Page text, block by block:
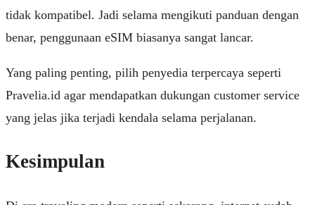
tidak kompatibel. Jadi selama mengikuti panduan dengan
benar, penggunaan eSIM biasanya sangat lancar.
Yang paling penting, pilih penyedia terpercaya seperti
Pravelia.id agar mendapatkan dukungan customer service
yang jelas jika terjadi kendala selama perjalanan.
Kesimpulan